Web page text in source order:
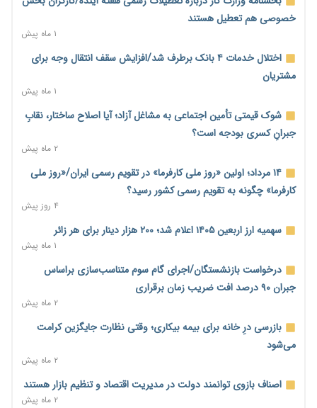
سیاست‌های ناپایدار در بازار جهانی
شیر صنعتی چگونه تولید می‌شود؟ پاسخ مدیر کل استاندارد به
شایعات فضای مجازی
نسخه قطعه‌سازان برای سایپا؛ خروج دولت از مدیریت پیش از
واگذاری
تجارت خارجی ایران در مسیر تسویه فرامرزی با رمزارز
یک سال پرچالش اینترنت/دولت چهاردهم از محدودیت به سمت
توسعه زیرساخت رفت
هشدار دیوان محاسبات درباره حساب‌های خارج از خزانه؛ ۱۲۴ حساب
ارزی در تیررس نظارت
نه از جنگ می‌ترسیم، نه از مذاکره برای منافع ملی
فرمول تازه مستمری در راه است؛ کارگران بازنده اصلاحات تأمین
اجتماعی؟
خصوصی هم تعطیل هستند
۱ ماه پیش
اختلال خدمات ۴ بانک برطرف شد/افزایش سقف انتقال وجه برای
مشتریان
۱ ماه پیش
شوک قیمتی تأمین اجتماعی به مشاغل آزاد؛ آیا اصلاح ساختار، نقابِ
جبرانِ کسری بودجه است؟
۲ ماه پیش
۱۴ مرداد؛ اولین «روز ملی کارفرما» در تقویم رسمی ایران/«روز ملی
کارفرما» چگونه به تقویم رسمی کشور رسید؟
۴ روز پیش
سهمیه ارز اربعین ۱۴۰۵ اعلام شد؛ ۲۰۰ هزار دینار برای هر زائر
۱ ماه پیش
درخواست بازنشستگان/اجرای گام سوم متناسب‌سازی براساس
جبران ۹۰ درصد افت ضریب زمان برقراری
۲ ماه پیش
بازرسی درِ خانه برای بیمه بیکاری؛ وقتی نظارت جایگزین کرامت
می‌شود
۲ ماه پیش
اصناف بازوی توانمند دولت در مدیریت اقتصاد و تنظیم بازار هستند
۲ ماه پیش